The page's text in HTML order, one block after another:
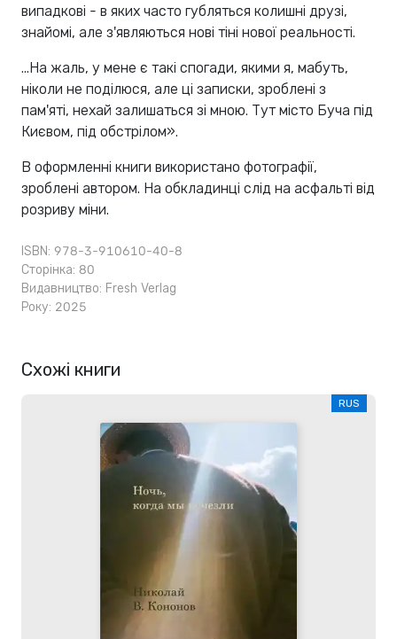
випадкові - в яких часто губляться колишні друзі,
знайомі, але з'являються нові тіні нової реальності.
...На жаль, у мене є такі спогади, якими я, мабуть,
ніколи не поділюся, але ці записки, зроблені з
пам'яті, нехай залишаться зі мною. Тут місто Буча під
Києвом, під обстрілом».
В оформленні книги використано фотографії,
зроблені автором. На обкладинці слід на асфальті від
розриву міни.
ISBN: 978-3-910610-40-8
Сторінка: 80
Видавництво: Fresh Verlag
Року: 2025
Схожі книги
RUS